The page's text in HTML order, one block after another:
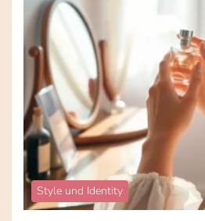
Style und Identity